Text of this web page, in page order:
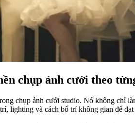
chụp ảnh cưới theo
chụp ảnh cưới studio. Nó không chỉ
lighting và cách bố trí không gian để